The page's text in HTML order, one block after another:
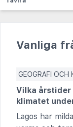
Vanliga
GEOGRAFI OCH
Vilka årstider
klimatet
Lagos har